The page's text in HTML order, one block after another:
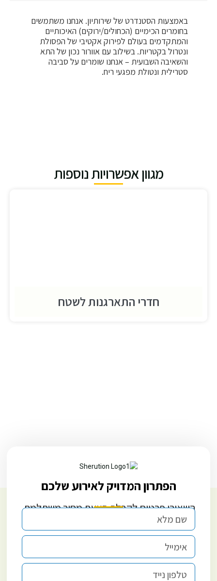
באמצעות הסטנדרט של שירותיון. אנחנו משתמשים
בחומרים הכימיים (הכחולים/ירוקים) האיכותיים
והמתקדמים בעולם לפירוק אקטיבי של הפסולת
ונטרול בקטריות. בשילוב עם אוורור נכון של התא
והשאיבה השבועית – אנחנו שומרים על סביבה
סטרילית ונטולת מפגעי ריח.
מגוון אפשרויות נוספות
חדרי התארגנות לשטח
הפתרון המדויק לאירוע שלכם
השאירו פרטים לקבלת הצעת מחיר משתלמת